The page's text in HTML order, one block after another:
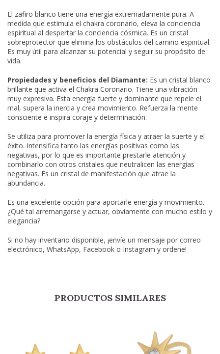
El zafiro blanco tiene una energía extremadamente pura. A
medida que estimula el chakra coronario, eleva la conciencia
espiritual al despertar la conciencia cósmica. Es un cristal
sobreprotector que elimina los obstáculos del camino espiritual.
Es muy útil para alcanzar su potencial y seguir su propósito de
vida.
Propiedades y beneficios del Diamante: Es un cristal blanco
brillante que activa el Chakra Coronario. Tiene una vibración
muy expresiva. Esta energía fuerte y dominante que repele el
mal, supera la inercia y crea movimiento. Refuerza la mente
consciente e inspira coraje y determinación.
Se utiliza para promover la energía física y atraer la suerte y el
éxito. Intensifica tanto las energías positivas como las
negativas, por lo que es importante prestarle atención y
combinarlo con otros cristales que neutralicen las energías
negativas. Es un cristal de manifestación que atrae la
abundancia.
Es una excelente opción para aportarle energía y movimiento.
¿Qué tal arremangarse y actuar, obviamente con mucho estilo y
elegancia?
Si no hay inventario disponible, ¡envíe un mensaje por correo
electrónico, WhatsApp, Facebook o Instagram y ordene!
PRODUCTOS SIMILARES